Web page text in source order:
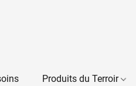
Produits du Terroir